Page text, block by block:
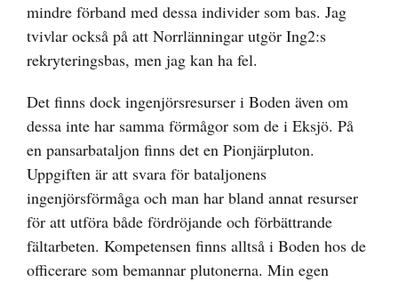
mindre förband med dessa individer som bas. Jag
tvivlar också på att Norrlänningar utgör Ing2:s
rekryteringsbas, men jag kan ha fel.
Det finns dock ingenjörsresurser i Boden även om
dessa inte har samma förmågor som de i Eksjö. På
en pansarbataljon finns det en Pionjärpluton.
Uppgiften är att svara för bataljonens
ingenjörsförmåga och man har bland annat resurser
för att utföra både fördröjande och förbättrande
fältarbeten. Kompetensen finns alltså i Boden hos de
officerare som bemannar plutonerna. Min egen